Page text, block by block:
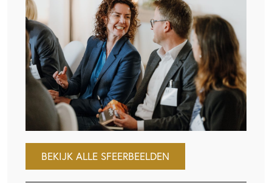
BEKIJK ALLE SFEERBEELDEN